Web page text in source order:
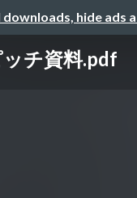
hide ads
ッチ資料.pdf